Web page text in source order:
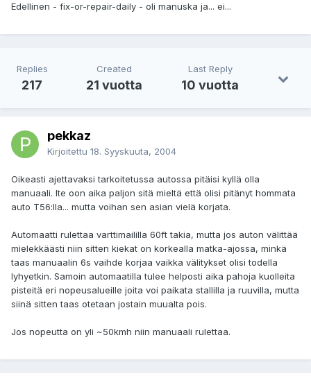
Edellinen - fix-or-repair-daily - oli manuska ja... ei...
Replies
217
Created
21 vuotta
Last Reply
10 vuotta
pekkaz
Kirjoitettu 18. Syyskuuta, 2004
Oikeasti ajettavaksi tarkoitetussa autossa pitäisi kyllä olla
manuaali. Ite oon aika paljon sitä mieltä että olisi pitänyt hommata
auto T56:lla... mutta voihan sen asian vielä korjata.
Automaatti rulettaa varttimaililla 60ft takia, mutta jos auton välittää
mielekkäästi niin sitten kiekat on korkealla matka-ajossa, minkä
taas manuaalin 6s vaihde korjaa vaikka välitykset olisi todella
lyhyetkin. Samoin automaatilla tulee helposti aika pahoja kuolleita
pisteitä eri nopeusalueille joita voi paikata stallilla ja ruuvilla, mutta
siinä sitten taas otetaan jostain muualta pois.
Jos nopeutta on yli ~50kmh niin manuaali rulettaa.